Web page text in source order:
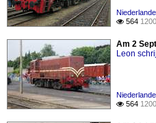
 564
Am 2
Leon
 564